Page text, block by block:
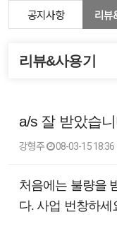
공지사항 리뷰
리뷰&사용기
a/s 잘 받았습
강형주 08-03-15 18:36
본문
처음에는 불량을
다. 사업 번창하세